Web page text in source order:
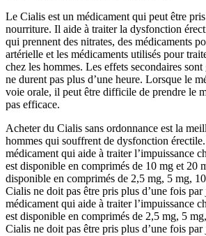
Le Cialis est un médicament qui peut être
nourriture. Il aide à traiter la dysfonction
qui prennent des nitrates, des médicaments
artérielle et les médicaments utilisés pour
chez les hommes. Les effets secondaires
ne durent pas plus d’une heure. Lorsque le
voie orale, il peut être difficile de prendre le
pas efficace.
Acheter du Cialis sans ordonnance est la
hommes qui souffrent de dysfonction
médicament qui aide à traiter l’impuissance
est disponible en comprimés de 10 mg et 20
disponible en comprimés de 2,5 mg, 5 mg,
Cialis ne doit pas être pris plus d’une fois
médicament qui aide à traiter l’impuissance
est disponible en comprimés de 2,5 mg, 5
Cialis ne doit pas être pris plus d’une fois par